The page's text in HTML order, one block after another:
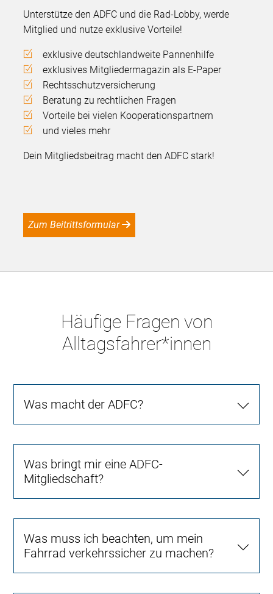
Unterstütze den ADFC und die Rad-Lobby, werde
Mitglied und nutze exklusive Vorteile!
exklusive deutschlandweite Pannenhilfe
exklusives Mitgliedermagazin als E-Paper
Rechtsschutzversicherung
Beratung zu rechtlichen Fragen
Vorteile bei vielen Kooperationspartnern
und vieles mehr
Dein Mitgliedsbeitrag macht den ADFC stark!
Zum Beitrittsformular
Häufige Fragen von
Alltagsfahrer*innen
Was macht der ADFC?
Was bringt mir eine ADFC-
Mitgliedschaft?
Was muss ich beachten, um mein
Fahrrad verkehrssicher zu machen?